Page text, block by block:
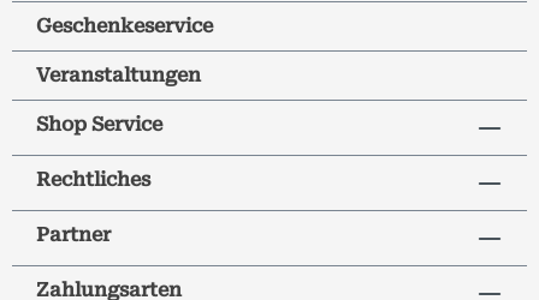
Geschenkeservice
Veranstaltungen
Shop Service
Rechtliches
Partner
Zahlungsarten